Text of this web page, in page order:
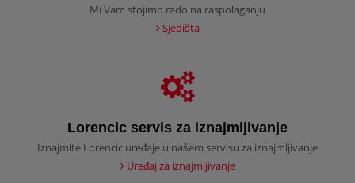
Mi Vam stojimo rado na raspolaganju
Sjedišta
Lorencic servis za iznajmljivanje
Iznajmite Lorencic uređaje u našem servisu za iznajmljivanje
Uređaj za iznajmljivanje